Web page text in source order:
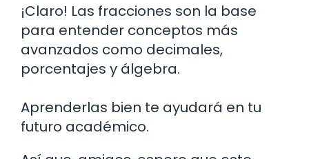
¡Claro! Las fracciones son la base
para entender conceptos más
avanzados como decimales,
porcentajes y álgebra.
Aprenderlas bien te ayudará en tu
futuro académico.